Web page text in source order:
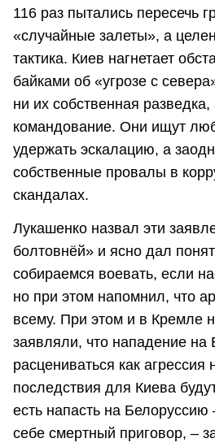
116 раз пытались пересечь
«случайные залеты», а
тактика. Киев нагнетает
байками об «угрозе с
ни их собственная
командование. Они ищут
удержать эскалацию, а
собственные провалы в
скандалах.
Лукашенко назвал эти
болтовнёй» и ясно дал
собираемся воевать, если
но при этом напомнил, что
всему. При этом и в Кремле
заявляли, что нападение на
расцениваться как
последствия для Киева
есть напасть на Белоруссию
себе смертный приговор, –